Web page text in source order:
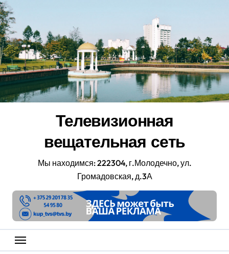
Перейти
к
содержанию
Телевизионная
вещательная сеть
Мы находимся: 222304, г.Молодечно, ул.
Громадовская, д.3А